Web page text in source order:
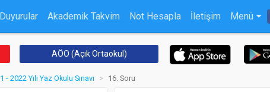
Duyurular Akademik Takvim Not Hesapla İletişim Menü
AÖO (Açık Ortaokul)
- 2022 Yılı Yaz Okulu Sınavı 16. Soru